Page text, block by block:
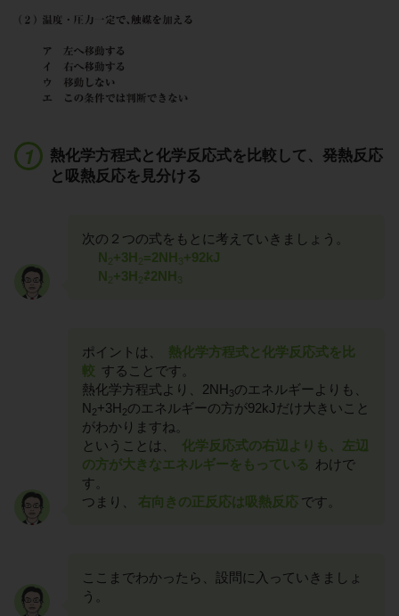
熱化学方程式と化学反応式を比較して、発熱反応
と吸熱反応を見分ける
次の２つの式をもとに考えていきましょう。
N2+3H2=2NH3+92kJ
N2+3H2⇄2NH3
ポイントは、
熱化学方程式と化学反応式を比
較 することです。
熱化学方程式より、2NH3のエネルギーよりも、
N2+3H2のエネルギーの方が92kJだけ大きいこと
がわかりますね。
ということは、
化学反応式の右辺よりも、左辺
の方が大きなエネルギーをもっている わけで
す。
つまり、
右向きの正反応は吸熱反応 です。
ここまでわかったら、設問に入っていきましょ
う。